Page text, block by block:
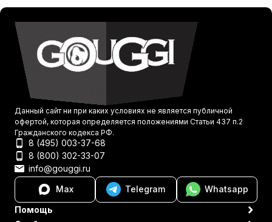
Данный сайт ни при каких условиях не является публичной
офертой, которая определяется положениями Статьи 437 п.2
Гражданского кодекса РФ.
8 (495) 003-37-68
8 (800) 302-33-07
info@gouggi.ru
Max
Telegram
Whatsapp
Помощь